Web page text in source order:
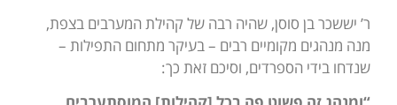
ר’ יששכר בן סוסן, שהיה רבה של קהילת המערבים בצפת,
מנה מנהגים מקומיים רבים – בעיקר מתחום התפילות –
שנדחו בידי הספרדים, וסיכם זאת כך: